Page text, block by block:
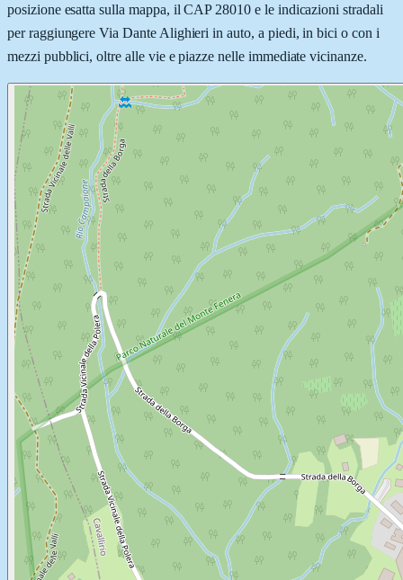
posizione esatta sulla mappa, il CAP 28010 e le indicazioni stradali
per raggiungere Via Dante Alighieri in auto, a piedi, in bici o con i
mezzi pubblici, oltre alle vie e piazze nelle immediate vicinanze.